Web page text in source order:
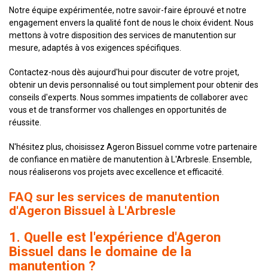
Notre équipe expérimentée, notre savoir-faire éprouvé et notre
engagement envers la qualité font de nous le choix évident. Nous
mettons à votre disposition des services de manutention sur
mesure, adaptés à vos exigences spécifiques.
Contactez-nous dès aujourd'hui pour discuter de votre projet,
obtenir un devis personnalisé ou tout simplement pour obtenir des
conseils d'experts. Nous sommes impatients de collaborer avec
vous et de transformer vos challenges en opportunités de
réussite.
N'hésitez plus, choisissez Ageron Bissuel comme votre partenaire
de confiance en matière de manutention à L'Arbresle. Ensemble,
nous réaliserons vos projets avec excellence et efficacité.
FAQ sur les services de manutention
d'Ageron Bissuel à L'Arbresle
1. Quelle est l'expérience d'Ageron
Bissuel dans le domaine de la
manutention ?